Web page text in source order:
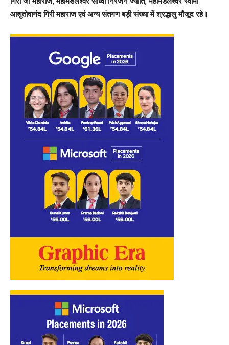
आशुतोषानंद गिरी महाराज एवं अन्य संतगण बड़ी संख्या में श्रद्धालु मौजूद रहे।